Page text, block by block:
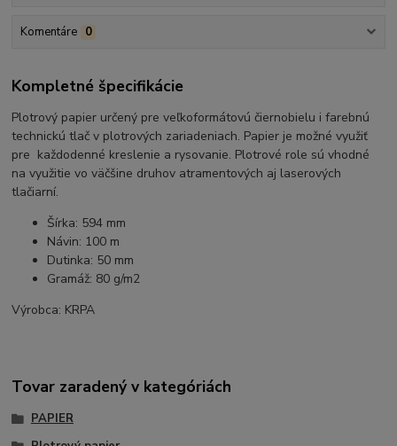
Komentáre 0
Kompletné špecifikácie
Plotrový papier určený pre veľkoformátovú čiernobielu i farebnú
technickú tlač v plotrových zariadeniach. Papier je možné využiť
pre každodenné kreslenie a rysovanie. Plotrové role sú vhodné
na využitie vo väčšine druhov atramentových aj laserových
tlačiarní.
Šírka: 594 mm
Návin: 100 m
Dutinka: 50 mm
Gramáž: 80 g/m2
Výrobca: KRPA
Tovar zaradený v kategóriách
PAPIER